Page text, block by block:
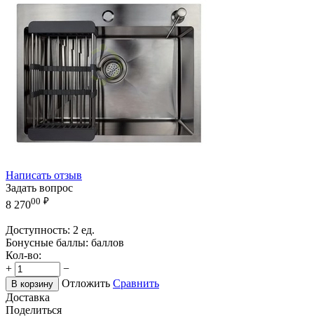
Написать отзыв
Задать вопрос
8 27000 ₽
Доступность: 2 ед.
Бонусные баллы: баллов
Кол-во:
+
−
В корзину Отложить Сравнить
Доставка
Поделиться